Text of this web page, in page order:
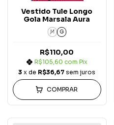
Vestido Tule Longo
Gola Marsala Aura
M G
R$110,00
R$105,60 com Pix
3 x de R$36,67 sem juros
COMPRAR